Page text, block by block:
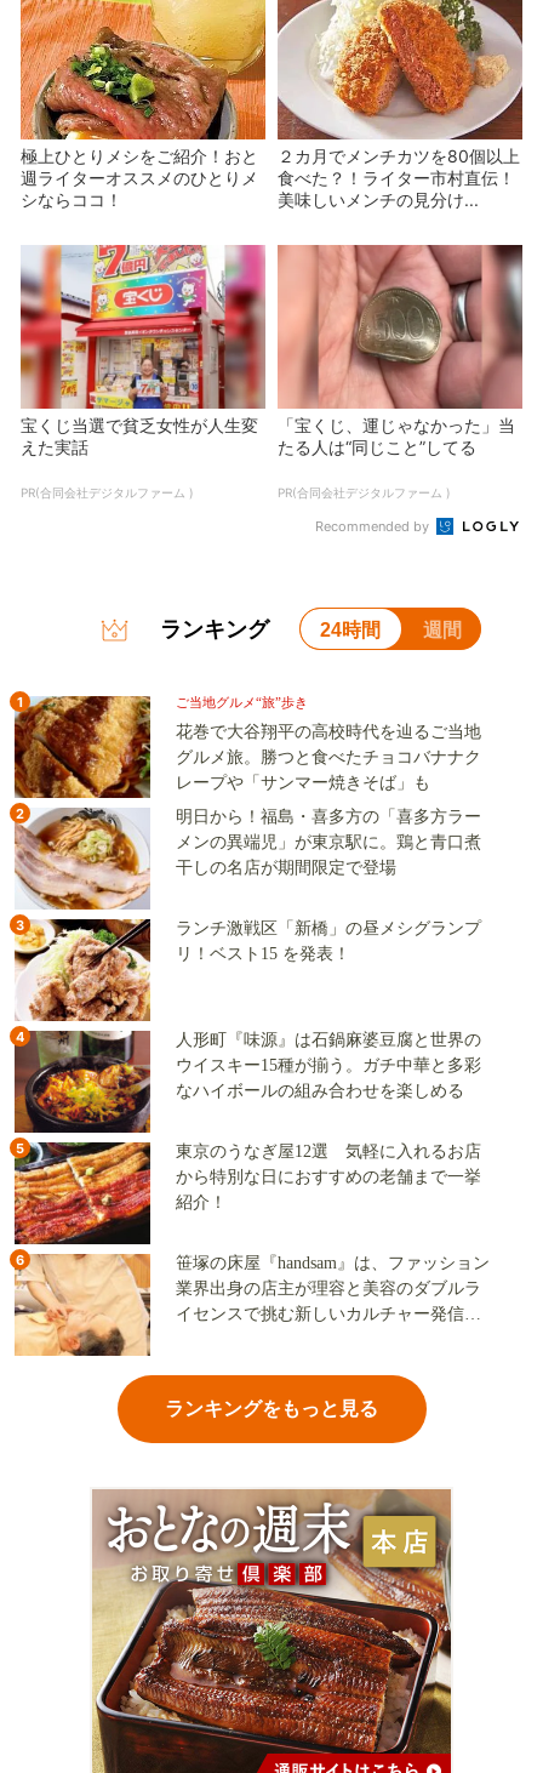
極上ひとりメシをご紹介！おと
週ライターオススメのひとりメ
シならココ！
２カ月でメンチカツを80個以上
食べた？！ライター市村直伝！
美味しいメンチの見分け...
宝くじ当選で貧乏女性が人生変
えた実話
PR(合同会社デジタルファーム )
「宝くじ、運じゃなかった」当
たる人は“同じこと”してる
PR(合同会社デジタルファーム )
Recommended by
ランキング 24時間 週間
1 ご当地グルメ“旅”歩き
花巻で大谷翔平の高校時代を辿るご当地
グルメ旅。勝つと食べたチョコバナナク
レープや「サンマー焼きそば」も
2
明日から！福島・喜多方の「喜多方ラー
メンの異端児」が東京駅に。鶏と青口煮
干しの名店が期間限定で登場
3
ランチ激戦区「新橋」の昼メシグランプ
リ！ベスト15 を発表！
4
人形町『味源』は石鍋麻婆豆腐と世界の
ウイスキー15種が揃う。ガチ中華と多彩
なハイボールの組み合わせを楽しめる
5
東京のうなぎ屋12選 気軽に入れるお店
から特別な日におすすめの老舗まで一挙
紹介！
6
笹塚の床屋『handsam』は、ファッション
業界出身の店主が理容と美容のダブルラ
イセンスで挑む新しいカルチャー発信基
ランキングをもっと見る